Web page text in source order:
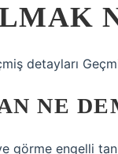
detayları
NE
görme engelli